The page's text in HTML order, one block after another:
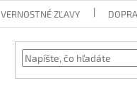
VERNOSTNÉ ZĽAVY